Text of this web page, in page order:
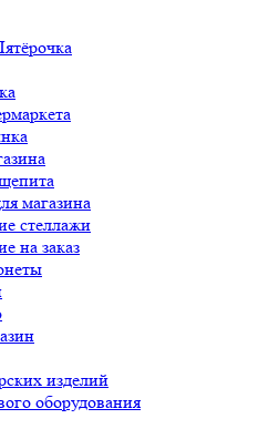
магазина
стеллажи
на заказ
изделий
оборудования